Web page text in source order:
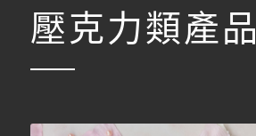
壓克力類產品